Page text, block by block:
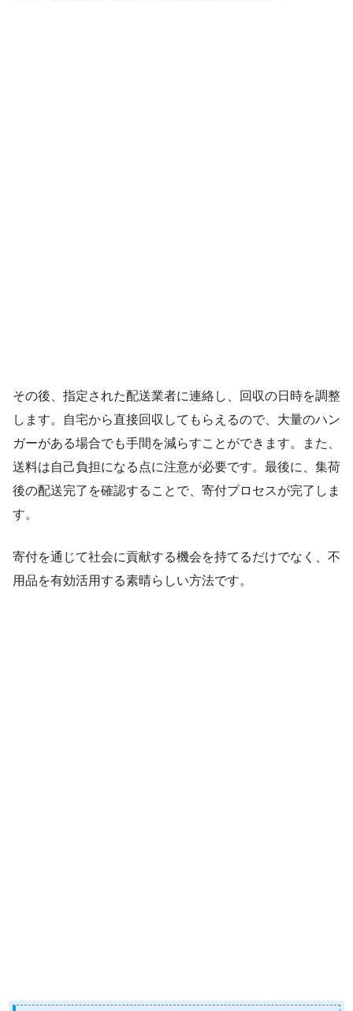
その後、指定された配送業者に連絡し、回収の日時を調整
します。自宅から直接回収してもらえるので、大量のハン
ガーがある場合でも手間を減らすことができます。また、
送料は自己負担になる点に注意が必要です。最後に、集荷
後の配送完了を確認することで、寄付プロセスが完了しま
す。
寄付を通じて社会に貢献する機会を持てるだけでなく、不
用品を有効活用する素晴らしい方法です。